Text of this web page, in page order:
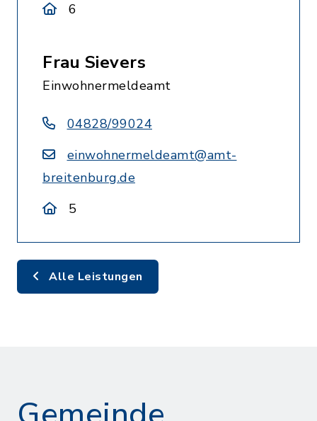
6
Frau Sievers
Einwohnermeldeamt
04828/99024
einwohnermeldeamt@amt-
breitenburg.de
5
Alle Leistungen